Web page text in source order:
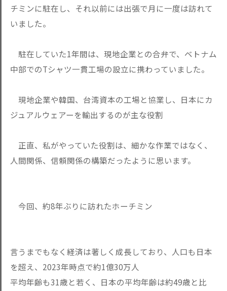
チミンに駐在し、それ以前には出張で月に一度は訪れて
いました。
駐在していた1年間は、現地企業との合弁で、ベトナム
中部でのTシャツ一貫工場の設立に携わっていました。
現地企業や韓国、台湾資本の工場と協業し、日本にカ
ジュアルウェアーを輸出するのが主な役割
正直、私がやっていた役割は、細かな作業ではなく、
人間関係、信頼関係の構築だったように思います。
今回、約8年ぶりに訪れたホーチミン
言うまでもなく経済は著しく成長しており、人口も日本
を超え、2023年時点で約1億30万人
平均年齢も31歳と若く、日本の平均年齢は約49歳と比